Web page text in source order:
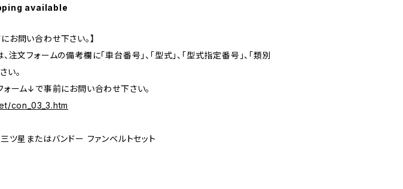
available
お問い合わせ下さい。】
注文フォームの備考欄に「車台番号」、「型式」、「型式指定番号」、「類別
い。
ォーム↓で事前にお問い合わせ下さい。
con_03_3.htm
三ツ星またはバンドー ファンベルトセット